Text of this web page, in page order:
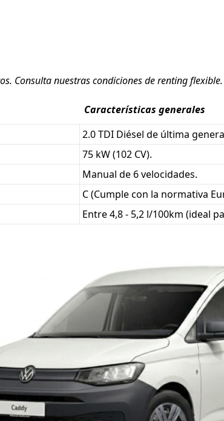
Consulta nuestras condiciones de renting flexible.
Características generales
2.0 TDI Diésel de última
75 kW (102 CV).
Manual de 6 velocidades.
C (Cumple con la normativa
Entre 4,8 - 5,2 l/100km (ideal